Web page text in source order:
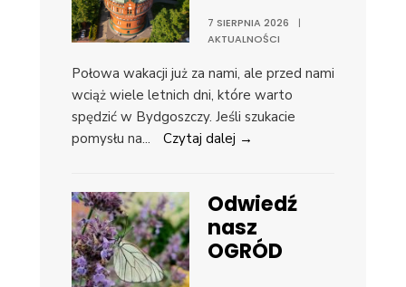
7 SIERPNIA 2026
|
AKTUALNOŚCI
Połowa wakacji już za nami, ale przed nami
wciąż wiele letnich dni, które warto
spędzić w Bydgoszczy. Jeśli szukacie
pomysłu na... Czytaj dalej →
Odwiedź
nasz
OGRÓD